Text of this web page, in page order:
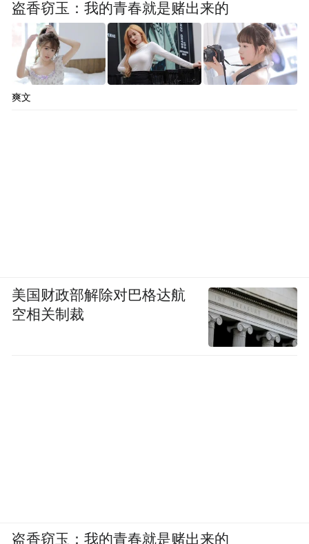
盗香窃玉：我的青春就是赌出来的
爽文
美国财政部解除对巴格达航
空相关制裁
盗香窃玉：我的青春就是赌出来的